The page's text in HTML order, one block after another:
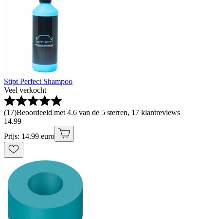
Stipt Perfect Shampoo
Veel verkocht
(17)Beoordeeld met 4.6 van de 5 sterren, 17 klantreviews
14.99
Prijs: 14.99 euro